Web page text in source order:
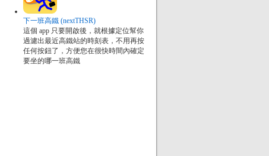
下一班高鐵 (nextTHSR)
這個 app 只要開啟後，就根據定位幫你
過濾出最近高鐵站的時刻表，不用再按
任何按鈕了，方便您在很快時間內確定
要坐的哪一班高鐵